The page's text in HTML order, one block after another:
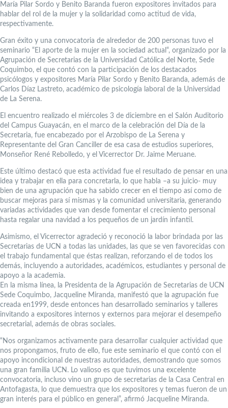
María Pilar Sordo y Benito Baranda fueron expositores invitados para
hablar del rol de la mujer y la solidaridad como actitud de vida,
respectivamente.
Gran éxito y una convocatoria de alrededor de 200 personas tuvo el
seminario “El aporte de la mujer en la sociedad actual“, organizado por la
Agrupación de Secretarias de la Universidad Católica del Norte, Sede
Coquimbo, el que contó con la participación de los destacados
psicólogos y expositores María Pilar Sordo y Benito Baranda, además de
Carlos Díaz Lastreto, académico de psicología laboral de la Universidad
de La Serena.
El encuentro realizado el miércoles 3 de diciembre en el Salón Auditorio
del Campus Guayacán, en el marco de la celebración del Día de la
Secretaria, fue encabezado por el Arzobispo de La Serena y
Representante del Gran Canciller de esa casa de estudios superiores,
Monseñor René Rebolledo, y el Vicerrector Dr. Jaime Meruane.
Este último destacó que esta actividad fue el resultado de pensar en una
idea y trabajar en ella para concretarla, lo que habla –a su juicio- muy
bien de una agrupación que ha sabido crecer en el tiempo así como de
buscar mejoras para sí mismas y la comunidad universitaria, generando
variadas actividades que van desde fomentar el crecimiento personal
hasta regalar una navidad a los pequeños de un jardín infantil.
Asimismo, el Vicerrector agradeció y reconoció la labor brindada por las
Secretarias de UCN a todas las unidades, las que se ven favorecidas con
el trabajo fundamental que éstas realizan, reforzando el de todos los
demás, incluyendo a autoridades, académicos, estudiantes y personal de
apoyo a la academia.
En la misma línea, la Presidenta de la Agrupación de Secretarias de UCN
Sede Coquimbo, Jacqueline Miranda, manifestó que la agrupación fue
creada en1999, desde entonces han desarrollado seminarios y talleres
invitando a expositores internos y externos para mejorar el desempeño
secretarial, además de obras sociales.
“Nos organizamos activamente para desarrollar cualquier actividad que
nos propongamos, fruto de ello, fue este seminario el que contó con el
apoyo incondicional de nuestras autoridades, demostrando que somos
una gran familia UCN. Lo valioso es que tuvimos una excelente
convocatoria, incluso vino un grupo de secretarias de la Casa Central en
Antofagasta, lo que demuestra que los expositores y temas fueron de un
gran interés para el público en general”, afirmó Jacqueline Miranda.